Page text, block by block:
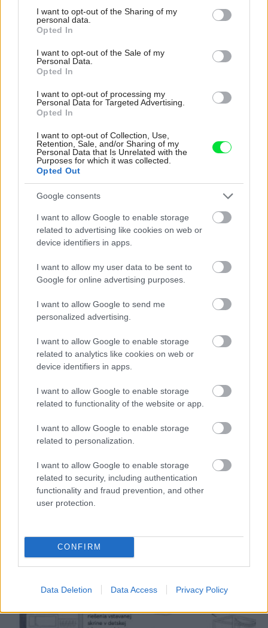
not limited to your visit or usage behaviour. You may click to
grant or deny consent to Google and its third-party tags to
use your data for below specified purposes in below Google
consent section.
I want to opt-out of the Sharing of my
personal data.
Opted In
I want to opt-out of the Sale of my
Personal Data.
Opted In
I want to opt-out of processing my
Personal Data for Targeted Advertising.
Opted In
I want to opt-out of Collection, Use,
Retention, Sale, and/or Sharing of my
Personal Data that Is Unrelated with the
Purposes for which it was collected.
Opted Out
Google consents
I want to allow Google to enable storage
related to advertising like cookies on web or
device identifiers in apps.
I want to allow my user data to be sent to
Google for online advertising purposes.
I want to allow Google to send me
personalized advertising.
I want to allow Google to enable storage
related to analytics like cookies on web or
device identifiers in apps.
I want to allow Google to enable storage
related to functionality of the website or app.
I want to allow Google to enable storage
related to personalization.
I want to allow Google to enable storage
related to security, including authentication
functionality and fraud prevention, and other
user protection.
CONFIRM
Data Deletion Data Access Privacy Policy
V izbe pre dve deti môže byť pri nedostatku miesta riešením poschodová
aby dieťa z postele nespadlo. Poschodovú posteľ nikdy neumiestňujte k
Zdroj: Lucia Mészárová
ng. arch. Lucia Mészárová
architektka, zakladateľka a lektorka školy interiérového
www.designacademy.sk